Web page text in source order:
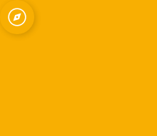
Open quicklink menu